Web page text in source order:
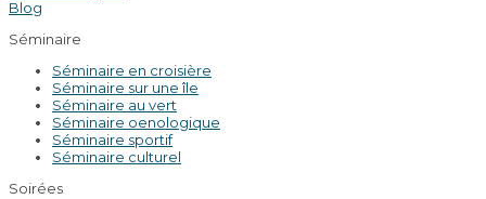
Blog
Séminaire
Séminaire en croisière
Séminaire sur une île
Séminaire au vert
Séminaire oenologique
Séminaire sportif
Séminaire culturel
Soirées